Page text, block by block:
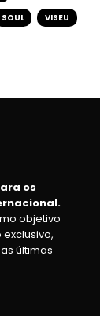
SOUL VISEU
os
objetivo
últimas